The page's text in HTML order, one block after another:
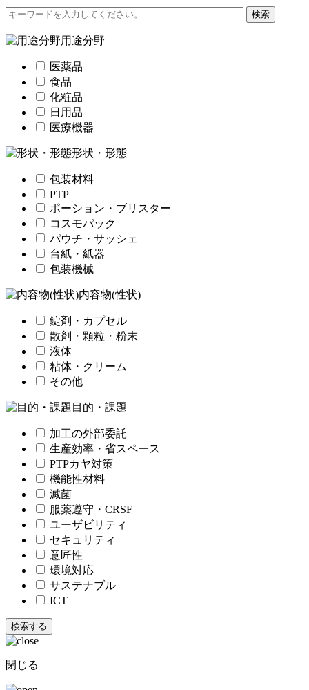
用途分野
医薬品
食品
化粧品
日用品
医療機器
形状・形態
包装材料
PTP
ポーション・ブリスター
コスモパック
パウチ・サッシェ
台紙・紙器
包装機械
内容物(性状)
錠剤・カプセル
散剤・顆粒・粉末
液体
粘体・クリーム
その他
目的・課題
加工の外部委託
生産効率・省スペース
PTPカヤ対策
機能性材料
滅菌
服薬遵守・CRSF
ユーザビリティ
セキュリティ
意匠性
環境対応
サステナブル
ICT
閉じる